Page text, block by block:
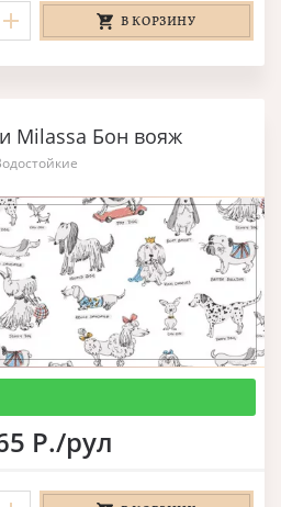
В КОРЗИНУ
Milassa Бон вояж
Р./рул